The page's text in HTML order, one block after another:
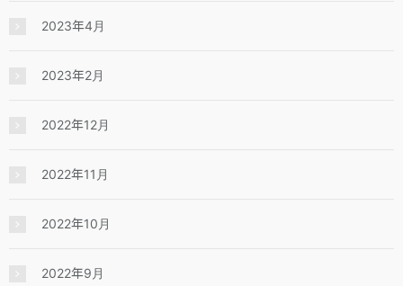
2023年4月
2023年2月
2022年12月
2022年11月
2022年10月
2022年9月